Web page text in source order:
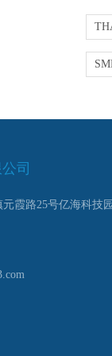
司
霞路25号亿海科技